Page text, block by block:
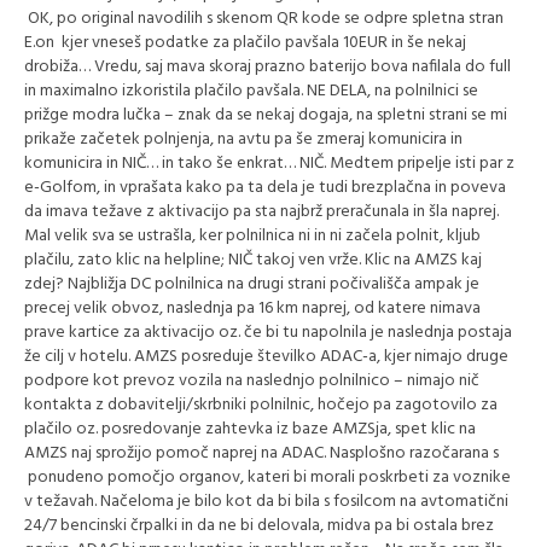
OK, po original navodilih s skenom QR kode se odpre spletna stran
E.on kjer vneseš podatke za plačilo pavšala 10EUR in še nekaj
drobiža… Vredu, saj mava skoraj prazno baterijo bova nafilala do full
in maximalno izkoristila plačilo pavšala. NE DELA, na polnilnici se
prižge modra lučka – znak da se nekaj dogaja, na spletni strani se mi
prikaže začetek polnjenja, na avtu pa še zmeraj komunicira in
komunicira in NIČ… in tako še enkrat… NIČ. Medtem pripelje isti par z
e-Golfom, in vprašata kako pa ta dela je tudi brezplačna in poveva
da imava težave z aktivacijo pa sta najbrž preračunala in šla naprej.
Mal velik sva se ustrašla, ker polnilnica ni in ni začela polnit, kljub
plačilu, zato klic na helpline; NIČ takoj ven vrže. Klic na AMZS kaj
zdej? Najbližja DC polnilnica na drugi strani počivališča ampak je
precej velik obvoz, naslednja pa 16 km naprej, od katere nimava
prave kartice za aktivacijo oz. če bi tu napolnila je naslednja postaja
že cilj v hotelu. AMZS posreduje številko ADAC-a, kjer nimajo druge
podpore kot prevoz vozila na naslednjo polnilnico – nimajo nič
kontakta z dobavitelji/skrbniki polnilnic, hočejo pa zagotovilo za
plačilo oz. posredovanje zahtevka iz baze AMZSja, spet klic na
AMZS naj sprožijo pomoč naprej na ADAC. Nasplošno razočarana s
ponudeno pomočjo organov, kateri bi morali poskrbeti za voznike
v težavah. Načeloma je bilo kot da bi bila s fosilcom na avtomatični
24/7 bencinski črpalki in da ne bi delovala, midva pa bi ostala brez